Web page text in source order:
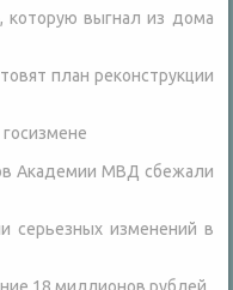
которую выгнал из дома
план реконструкции
Академии МВД сбежали
серьезных изменений в